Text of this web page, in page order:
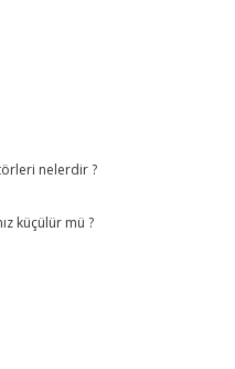
nelerdir ?
küçülür mü ?